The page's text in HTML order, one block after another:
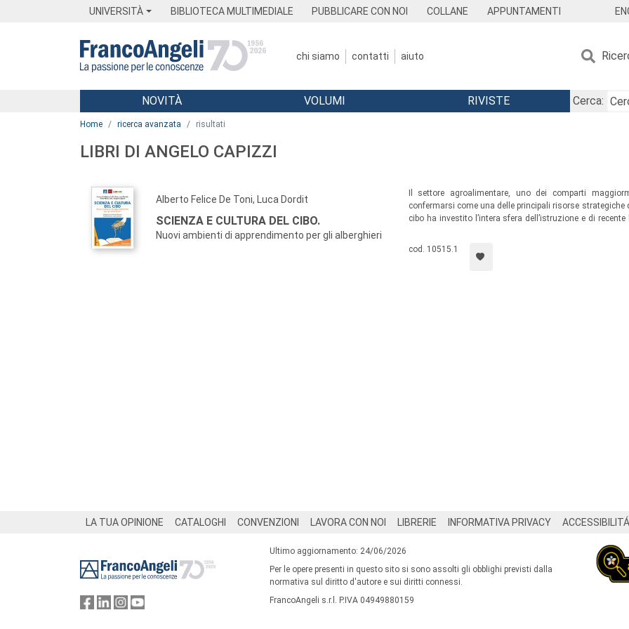
UNIVERSITÀ BIBLIOTECA MULTIMEDIALE PUBBLICARE CON NOI COLLANE APPUNTAMENTI
chi siamo contatti aiuto
Menu
NOVITÀ VOLUMI RIVISTE
Cerca:
Home ricerca avanzata risultati
LIBRI DI ANGELO CAPIZZI
Alberto Felice De Toni, Luca Dordit
SCIENZA E CULTURA DEL CIBO.
Nuovi ambienti di apprendimento per gli alberghieri
Il settore agroalimentare, uno dei comparti
confermarsi come una delle principali risorse
cibo ha investito l’intera sfera dell’istruzione e di
Napoli. Collocandosi entro la trasformazione in
conseguiti al termine della prima fase del progetto
cod. 10515.1
LA TUA OPINIONE CATALOGHI CONVENZIONI LAVORA CON NOI LIBRERIE INFORMATIVA PRIVACY ACCESSIBILITÁ
Ultimo aggiornamento: 24/06/2026
Per le opere presenti in questo sito si sono assolti gli obblighi previsti dalla
normativa sul diritto d'autore e sui diritti connessi.
FrancoAngeli s.r.l. P.IVA 04949880159